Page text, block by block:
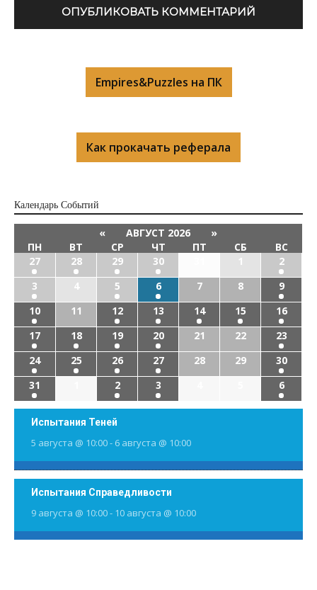
Empires&Puzzles на ПК
Как прокачать реферала
Календарь Cобытий
« АВГУСТ 2026
»
ПН
ВТ СР ЧТ ПТ СБ
ВС
27
28 29 30 1
2
3
4 5 6 7 8
9
10
11 12 13 14 15
16
17
18 19 20 21 22
23
24
25 26 27 28 29
30
31
2 3 6
Испытания Теней
5 августа @ 10:00- 6 августа @ 10:00
Испытания Справедливости
9 августа @ 10:00- 10 августа @ 10:00